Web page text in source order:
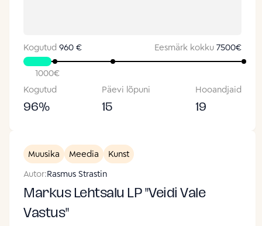
Kogutud 960 € Eesmärk kokku 7500€
1000€
Kogutud
96%
Päevi lõpuni
15
Hooandjaid
19
Muusika Meedia
Kunst
Autor:Rasmus Strastin
Markus Lehtsalu LP "Veidi Vale
Vastus"